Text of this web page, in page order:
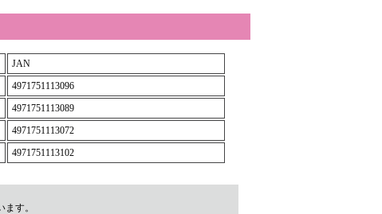
JAN
4971751113096
4971751113089
4971751113072
4971751113102
す。